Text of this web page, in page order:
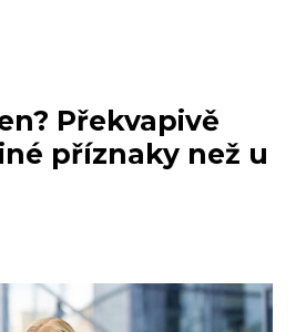
Překvapivě
příznaky než u